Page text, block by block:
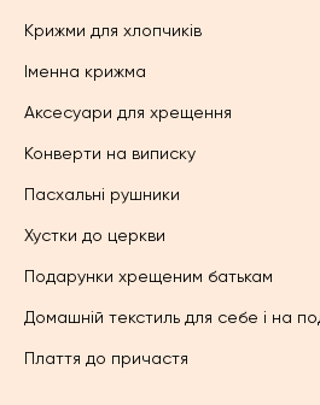
Крижми для хлопчиків
Іменна крижма
Аксесуари для хрещення
Конверти на виписку
Пасхальні рушники
Хустки до церкви
Подарунки хрещеним батькам
Домашній текстиль для себе і на
Плаття до причастя